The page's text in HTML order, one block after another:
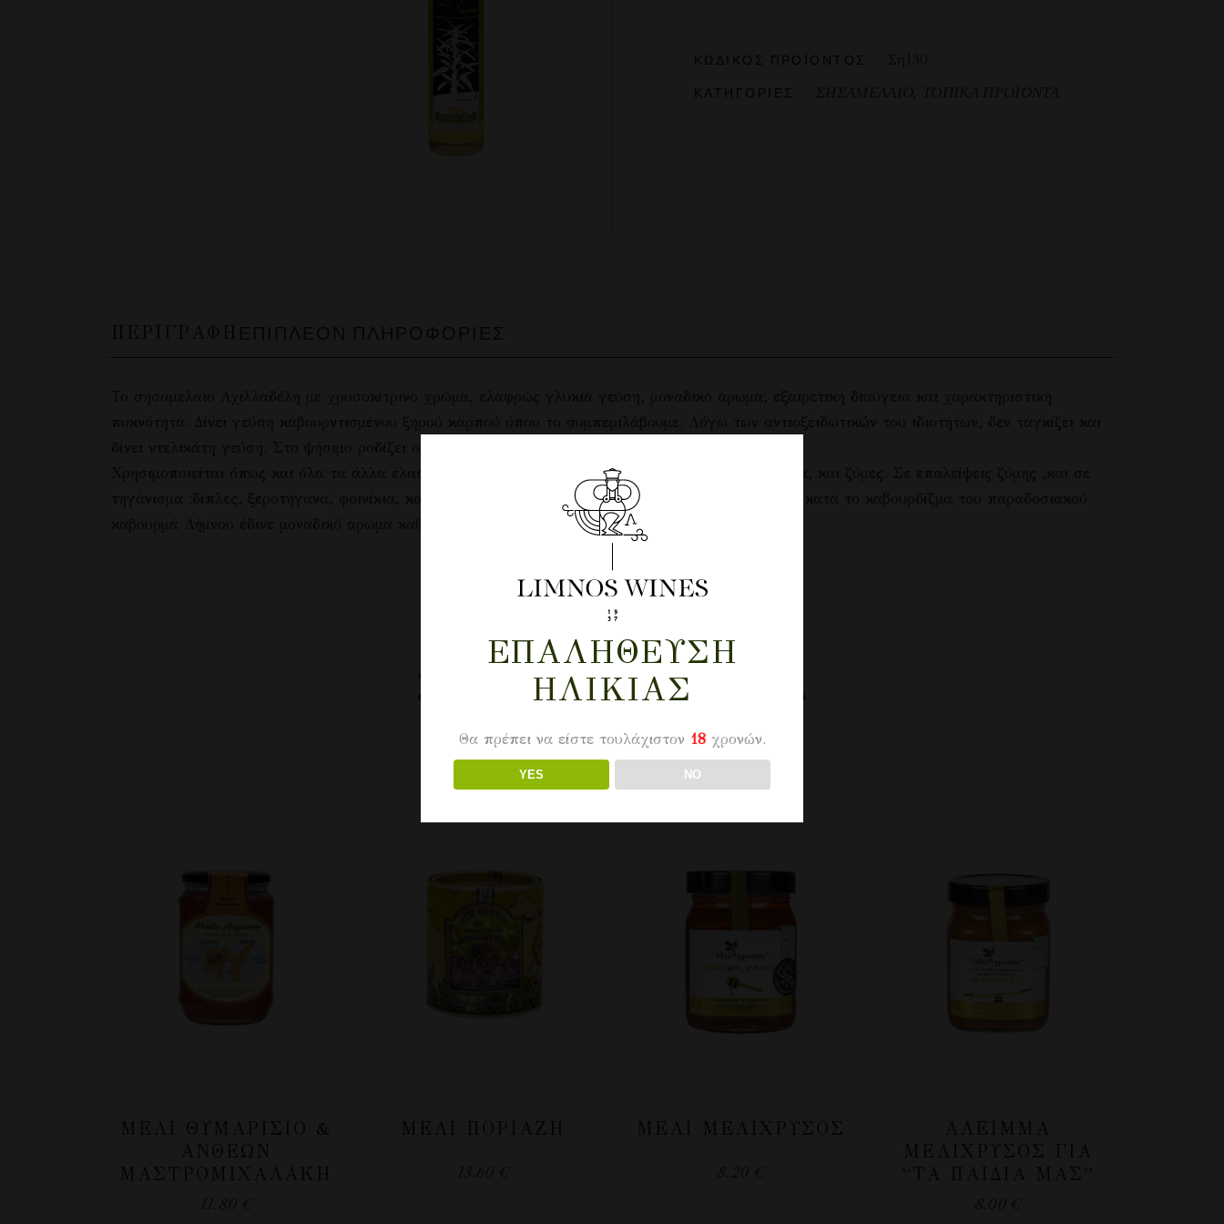
ΚΩΔΙΚΌΣ ΠΡΟΪΌΝΤΟΣ: Ση130
ΚΑΤΗΓΟΡΊΕΣ: ΣΗΣΑΜΕΛΑΙΟ, ΤΟΠΙΚΑ ΠΡΟΪΟΝΤΑ
ΠΕΡΙΓΡΑΦΉ ΕΠΙΠΛΈΟΝ ΠΛΗΡΟΦΟΡΊΕΣ
Χρησιμοποιείται όπως και όλα τα άλλα έλαια . Σε νηστίσιμες συνταγές , μελομακάρονα, μεθυσμένα, και ζύμες. Σε επαλείψεις ζύμης ,και σε
τηγάνισμα :δίπλες, ξεροτήγανα, φοινίκια, κουρκουμπίνια λουκουμάδες, donates. Μερικές σταγόνες κατά το καβουρδίζμα του παραδοσιακού
καβουρμά Λήμνου έδινε μοναδικό άρωμα καθώς και εκλεκτή γεύση .
ΣΧΕΤΙΚΆ ΠΡΟΪΌΝΤΑ
ΜΈΛΙ ΘΥΜΑΡΊΣΙΟ &
ΑΝΘΈΩΝ
ΜΑΣΤΡΟΜΙΧΑΛΆΚΗ
11.80 €
Sold
ΜΈΛΙ ΠΟΡΙΆΖΗ
13.60 €
ΜΈΛΙ ΜΕΛΊΧΡΥΣΟΣ
8.20 €
ΆΛΕΙΜΜΑ
ΜΕΛΊΧΡΥΣΟΣ ΓΙΑ
“ΤΑ ΠΑΙΔΙΆ ΜΑΣ”
8.00 €
ΕΠΑΛΉΘΕΥΣΗ
ΗΛΙΚΊΑΣ
Θα πρέπει να είστε τουλάχιστον 18χρονών.
YES NO